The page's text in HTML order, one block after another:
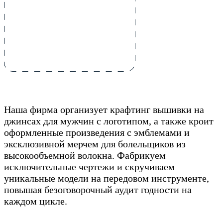
Наша фирма организует крафтинг вышивки на
джинсах для мужчин с логотипом, а также кроит
оформленные произведения с эмблемами и
эксклюзивной мерчем для болельщиков из
высокообъемной волокна. Фабрикуем
исключительные чертежи и скручиваем
уникальные модели на передовом инструменте,
повышая безоговорочный аудит годности на
каждом цикле.